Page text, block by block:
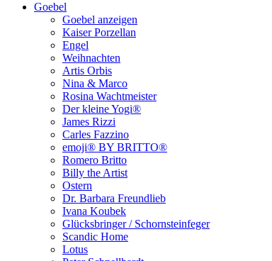
Goebel
Goebel anzeigen
Kaiser Porzellan
Engel
Weihnachten
Artis Orbis
Nina & Marco
Rosina Wachtmeister
Der kleine Yogi®
James Rizzi
Carles Fazzino
emoji® BY BRITTO®
Romero Britto
Billy the Artist
Ostern
Dr. Barbara Freundlieb
Ivana Koubek
Glücksbringer / Schornsteinfeger
Scandic Home
Lotus